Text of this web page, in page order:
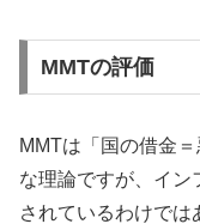
MMTの評価
MMTは「国の借金
な理論ですが、イン
されているわけで